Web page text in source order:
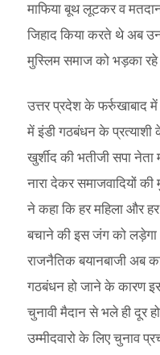
माफिया बूथ लूटकर व
जिहाद किया करते थे अब
मुस्लिम समाज को भड़का रहे
उत्तर प्रदेश के
में इंडी गठबंधन के प्रत्याशी
खुर्शीद की भतीजी सपा
नारा देकर समाजवादियों
ने कहा कि हर महिला और
बचाने की इस जंग को
राजनैतिक बयानबाजी अब
गठबंधन हो जाने के कारण इस
चुनावी मैदान से भले ही दूर
उम्मीदवारो के लिए चुनाव